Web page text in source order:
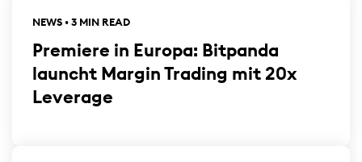
NEWS • 3 MIN READ
Premiere in Europa: Bitpanda
launcht Margin Trading mit 20x
Leverage